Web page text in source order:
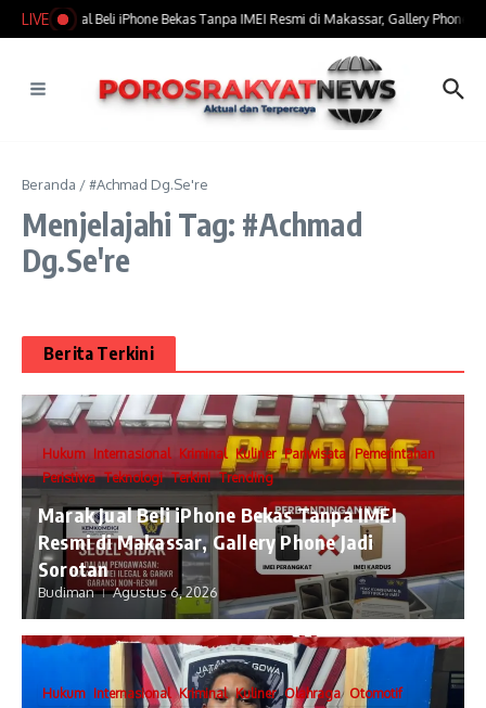
Lewati ke konten
LIVE
​Marak Jual Beli iPhone Bekas Tanpa IMEI Resmi di Makassar, Gallery Phone
Beranda /#Achmad Dg.Se're
Menjelajahi Tag: #Achmad
Dg.Se're
Berita Terkini
Hukum Internasional Kriminal Kuliner Pariwisata Pemerintahan
Peristiwa Teknologi Terkini Trending
​Marak Jual Beli iPhone Bekas Tanpa IMEI
Resmi di Makassar, Gallery Phone Jadi
Sorotan
Budiman Agustus 6, 2026
Hukum Internasional Kriminal Kuliner Olahraga Otomotif